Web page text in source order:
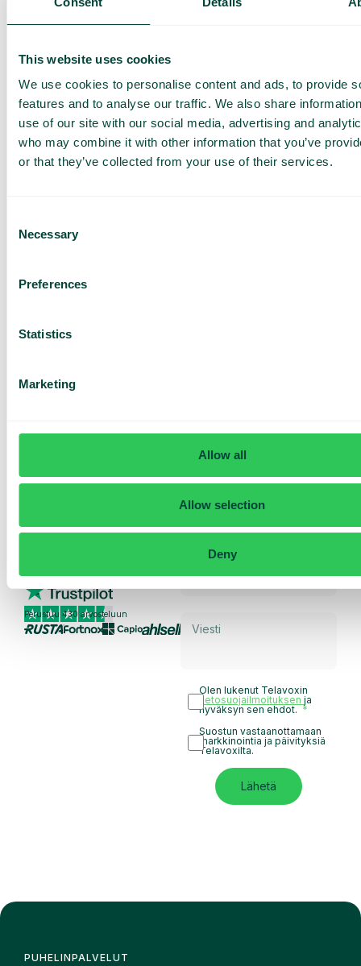
This website uses cookies
We use cookies to personalise content and ads, to provide
features and to analyse our traffic. We also share
use of our site with our social media, advertising and
who may combine it with other information that you’ve
or that they’ve collected from your use of their services.
Selection
Necessary
Preferences
Statistics
Marketing
Allow all
Allow selection
Deny
Tapahtumien ja juhlapyhien aikataulu
Aikatauluta, miten puhelinvaihde käsittelee
puheluita pyhäpäivinä, lomakausina ja muina
erityispäivinä. Aukioloajat, viestit ja puheluvirrat
aktivoituvat automaattisesti jakson alkaessa.
Tee asiakkaiden informoimisesta helppoa
räätälöity
esittely ja
tarjous
Räätälöity tarjous sinun
Tutustu eri käyttötapoihin
Perustuu 430 arvosteluun
Olen lukenut Telavoxin
tietosuojailmoituksenja
hyväksyn sen ehdot.
Suostun vastaanottamaan
markkinointia ja päivityksiä
Telavoxilta.
Lähetä
PUHELINPALVELUT